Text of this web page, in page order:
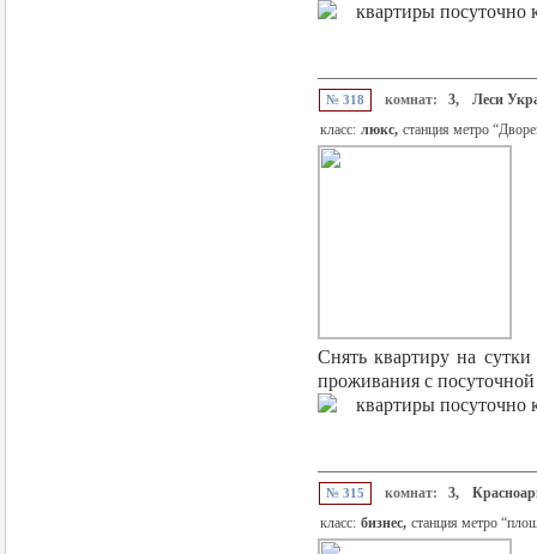
№ 318 комнат: 3,
Леси
класс: люкс, станция метро
Снять квартиру на
проживания с
№ 315 комнат: 3,
класс: бизнес, станция метро